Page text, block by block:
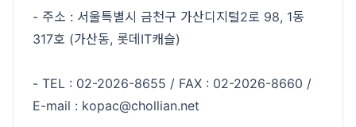
- 주소 : 서울특별시 금천구 가산디지털2로 98, 1동
317호 (가산동, 롯데IT캐슬)
- TEL : 02-2026-8655 / FAX : 02-2026-8660 /
E-mail : kopac@chollian.net